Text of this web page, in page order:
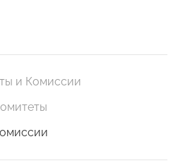
и Комиссии